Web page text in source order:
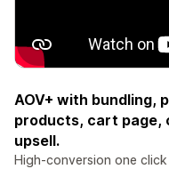
AOV+ with bundling,
products, cart page,
upsell.
High-conversion one